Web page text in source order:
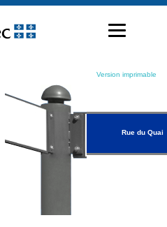
Version imprimable
Rue du Quai